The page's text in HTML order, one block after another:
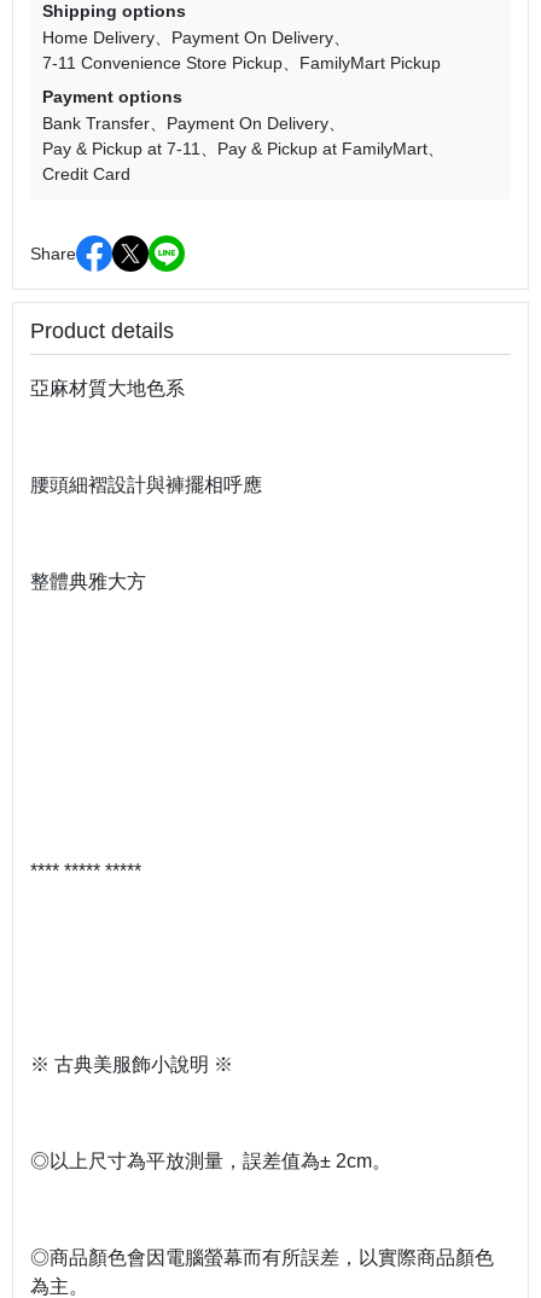
Shipping options
Home Delivery
Payment On Delivery
7-11 Convenience Store Pickup
FamilyMart Pickup
Payment options
Bank Transfer
Payment On Delivery
Pay & Pickup at 7-11
Pay & Pickup at FamilyMart
Credit Card
Share
Product details
亞麻材質大地色系
腰頭細褶設計與褲擺相呼應
整體典雅大方
**** ***** *****
※ 古典美服飾小說明 ※
◎以上尺寸為平放測量，誤差值為± 2cm。
◎商品顏色會因電腦螢幕而有所誤差，以實際商品顏色
為主。